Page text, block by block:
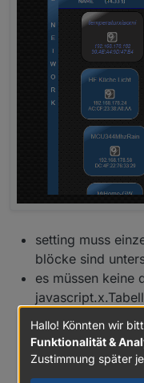
setting muss
blöcke sind
es müssen keine
lleVIS .
altes
verschiedene
umgeschaltet
tabellenbereich -
Hallo! Könnten wir
Funktionalität &
Zustimmung später